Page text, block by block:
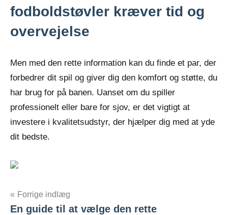
fodboldstøvler kræver tid og
overvejelse
Men med den rette information kan du finde et par, der
forbedrer dit spil og giver dig den komfort og støtte, du
har brug for på banen. Uanset om du spiller
professionelt eller bare for sjov, er det vigtigt at
investere i kvalitetsudstyr, der hjælper dig med at yde
dit bedste.
Indlægsnavigation
Forrige indlæg
En guide til at vælge den rette